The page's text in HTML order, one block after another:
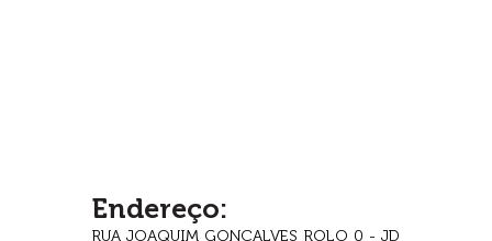
Endereço:
RUA JOAQUIM GONÇALVES ROLO 0 - JD